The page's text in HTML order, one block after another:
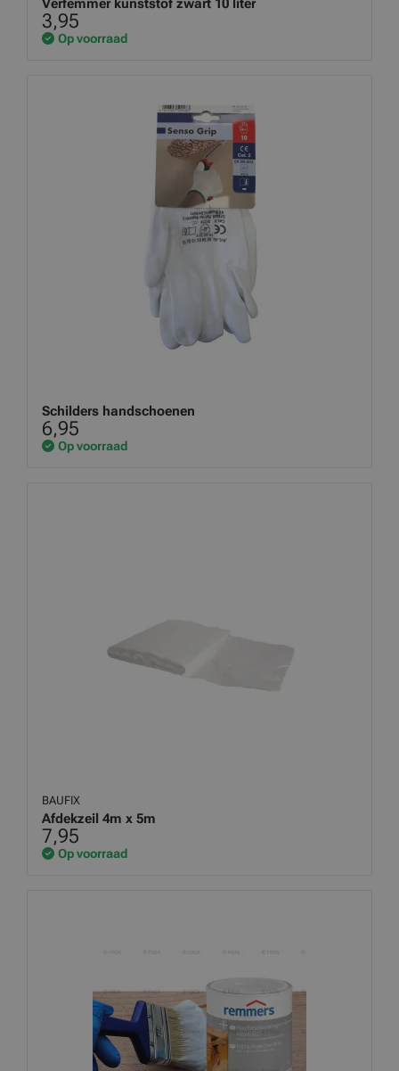
Verfemmer kunststof zwart 10 liter
3,95
Op voorraad
Schilders handschoenen
6,95
Op voorraad
BAUFIX
Afdekzeil 4m x 5m
7,95
Op voorraad